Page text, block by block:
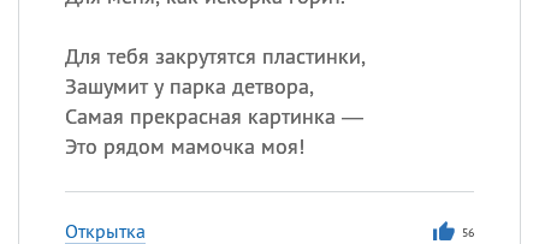
Для тебя закрутятся пластинки,
Зашумит у парка детвора,
Самая прекрасная картинка —
Это рядом мамочка моя!
Открытка 56